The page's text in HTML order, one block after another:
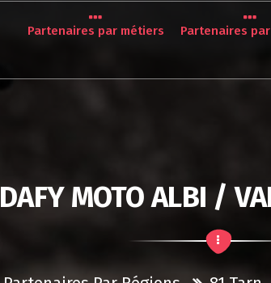
Partenaires par métiers Partenaires
DAFY MOTO ALBI /